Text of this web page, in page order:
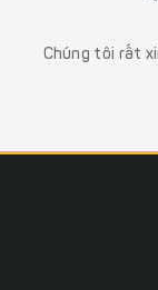
Chúng tôi rất